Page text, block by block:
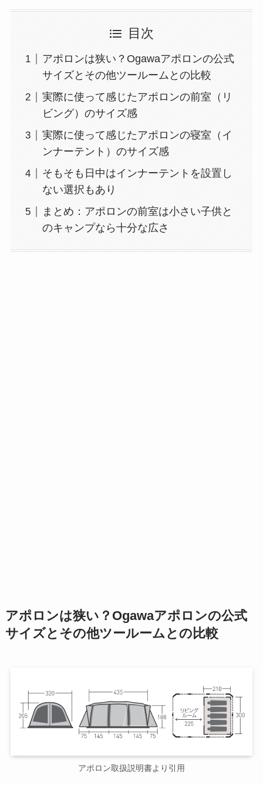
目次
アポロンは狭い？Ogawaアポロンの公式
サイズとその他ツールームとの比較
実際に使って感じたアポロンの前室（リ
ビング）のサイズ感
実際に使って感じたアポロンの寝室（イ
ンナーテント）のサイズ感
そもそも日中はインナーテントを設置し
ない選択もあり
まとめ：アポロンの前室は小さい子供と
のキャンプなら十分な広さ
アポロンは狭い？Ogawaアポロンの公式
サイズとその他ツールームとの比較
アポロン取扱説明書より引用